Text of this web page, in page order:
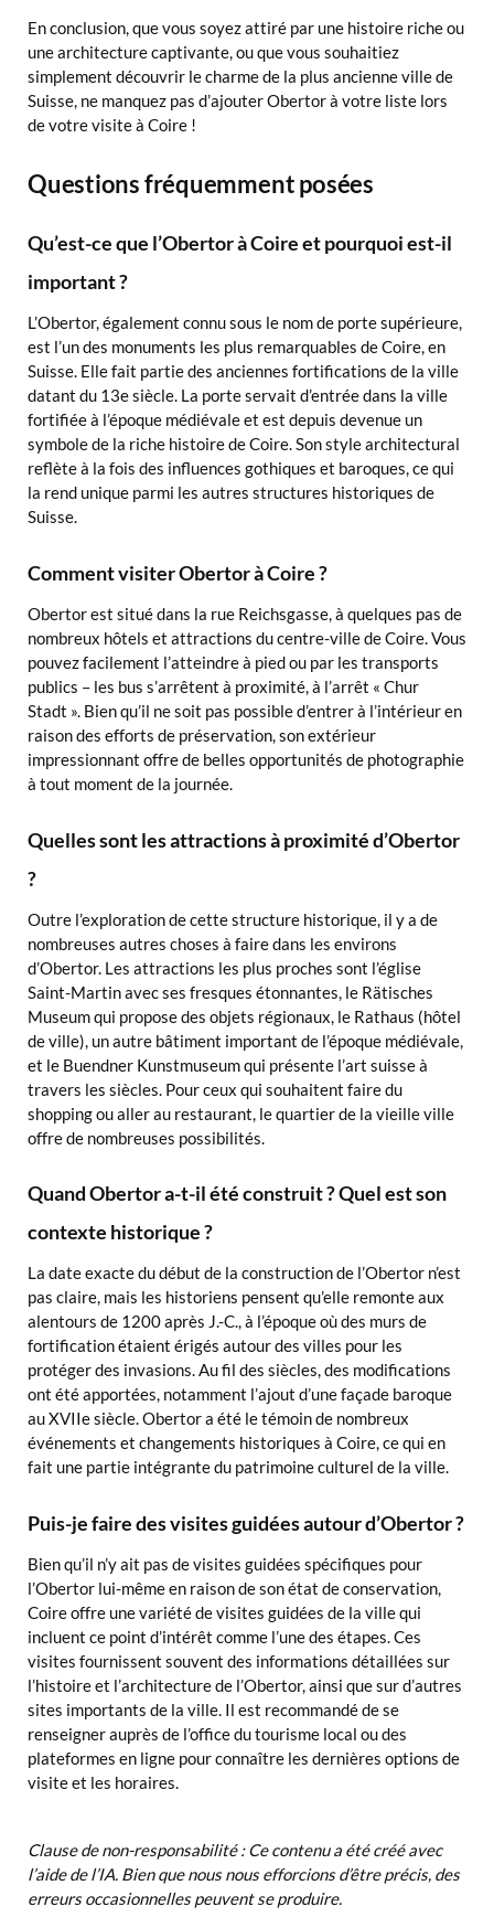
En conclusion, que vous soyez attiré par une histoire riche ou
une architecture captivante, ou que vous souhaitiez
simplement découvrir le charme de la plus ancienne ville de
Suisse, ne manquez pas d’ajouter Obertor à votre liste lors
de votre visite à Coire !
Questions fréquemment posées
Qu’est-ce que l’Obertor à Coire et pourquoi est-il
important ?
L’Obertor, également connu sous le nom de porte supérieure,
est l’un des monuments les plus remarquables de Coire, en
Suisse. Elle fait partie des anciennes fortifications de la ville
datant du 13e siècle. La porte servait d’entrée dans la ville
fortifiée à l’époque médiévale et est depuis devenue un
symbole de la riche histoire de Coire. Son style architectural
reflète à la fois des influences gothiques et baroques, ce qui
la rend unique parmi les autres structures historiques de
Suisse.
Comment visiter Obertor à Coire ?
Obertor est situé dans la rue Reichsgasse, à quelques pas de
nombreux hôtels et attractions du centre-ville de Coire. Vous
pouvez facilement l’atteindre à pied ou par les transports
publics – les bus s’arrêtent à proximité, à l’arrêt « Chur
Stadt ». Bien qu’il ne soit pas possible d’entrer à l’intérieur en
raison des efforts de préservation, son extérieur
impressionnant offre de belles opportunités de photographie
à tout moment de la journée.
Quelles sont les attractions à proximité d’Obertor
?
Outre l’exploration de cette structure historique, il y a de
nombreuses autres choses à faire dans les environs
d’Obertor. Les attractions les plus proches sont l’église
Saint-Martin avec ses fresques étonnantes, le Rätisches
Museum qui propose des objets régionaux, le Rathaus (hôtel
de ville), un autre bâtiment important de l’époque médiévale,
et le Buendner Kunstmuseum qui présente l’art suisse à
travers les siècles. Pour ceux qui souhaitent faire du
shopping ou aller au restaurant, le quartier de la vieille ville
offre de nombreuses possibilités.
Quand Obertor a-t-il été construit ? Quel est son
contexte historique ?
La date exacte du début de la construction de l’Obertor n’est
pas claire, mais les historiens pensent qu’elle remonte aux
alentours de 1200 après J.-C., à l’époque où des murs de
fortification étaient érigés autour des villes pour les
protéger des invasions. Au fil des siècles, des modifications
ont été apportées, notamment l’ajout d’une façade baroque
au XVIIe siècle. Obertor a été le témoin de nombreux
événements et changements historiques à Coire, ce qui en
fait une partie intégrante du patrimoine culturel de la ville.
Puis-je faire des visites guidées autour d’Obertor ?
Bien qu’il n’y ait pas de visites guidées spécifiques pour
l’Obertor lui-même en raison de son état de conservation,
Coire offre une variété de visites guidées de la ville qui
incluent ce point d’intérêt comme l’une des étapes. Ces
visites fournissent souvent des informations détaillées sur
l’histoire et l’architecture de l’Obertor, ainsi que sur d’autres
sites importants de la ville. Il est recommandé de se
renseigner auprès de l’office du tourisme local ou des
plateformes en ligne pour connaître les dernières options de
visite et les horaires.
Clause de non-responsabilité : Ce contenu a été créé avec
l’aide de l’IA. Bien que nous nous efforcions d’être précis, des
erreurs occasionnelles peuvent se produire.